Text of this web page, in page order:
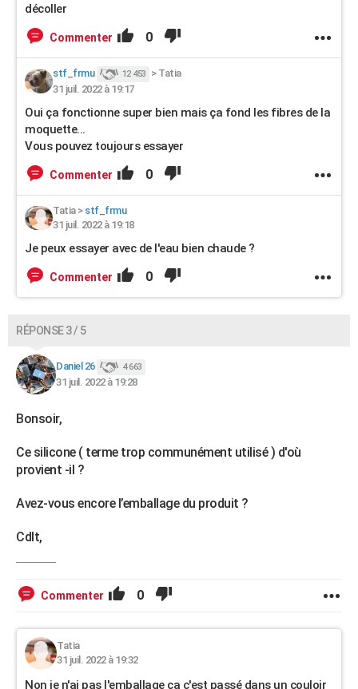
décoller
Commenter 0
stf_frmu 12 453 > Tatia
31 juil. 2022 à 19:17
Oui ça fonctionne super bien mais ça fond les fibres de la
moquette...
Vous pouvez toujours essayer
Commenter 0
Tatia> stf_frmu
31 juil. 2022 à 19:18
Je peux essayer avec de l'eau bien chaude ?
Commenter 0
RÉPONSE 3 / 5
Daniel 26 4 663
31 juil. 2022 à 19:28
Bonsoir,
Ce silicone ( terme trop communément utilisé ) d'où
provient -il ?
Avez-vous encore l’emballage du produit ?
Cdlt,
Commenter 0
Tatia
31 juil. 2022 à 19:32
Non je n'ai pas l'emballage ça c'est passé dans un couloir